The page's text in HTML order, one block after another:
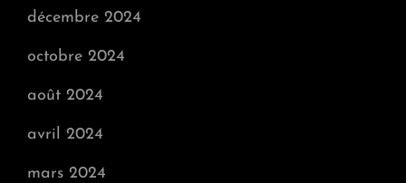
décembre 2024
octobre 2024
août 2024
avril 2024
mars 2024